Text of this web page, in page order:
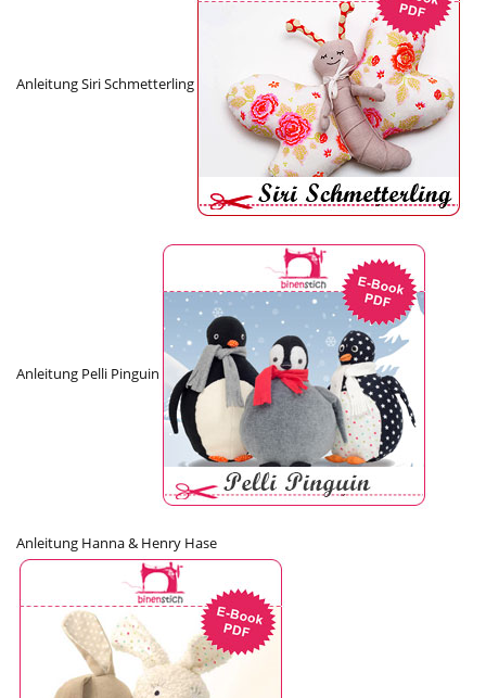
Anleitung Siri Schmetterling
Anleitung Pelli Pinguin
Anleitung Hanna & Henry Hase